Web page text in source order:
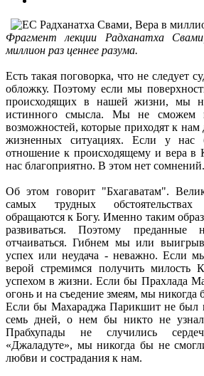
Фрагмент лекции Радханатха
миллион раз ценнее разума.
Есть такая поговорка, что не следует
обложку. Поэтому если мы
происходящих в нашей жизни, мы
истинного смысла. Мы не сможем
возможностей, которые приходят к
жизненных ситуациях. Если у нас
отношение к происходящему и вера в
нас благоприятно. В этом нет сомнений.
Об этом говорит "Бхагаватам".
самых трудных
обращаются к Богу. Именно таким
развиваться. Поэтому
отчаиваться. Гибнем мы или
успех или неудача - неважно. Если
верой стремимся получить милость
успехом в жизни. Если бы Прахлада
огонь и на съедение змеям, мы
Если бы Махараджа Парикшит не был
семь дней, о нем бы никто не
Прабхупады не случились
«Джаладуте», мы никогда бы не
любви и сострадания к нам.